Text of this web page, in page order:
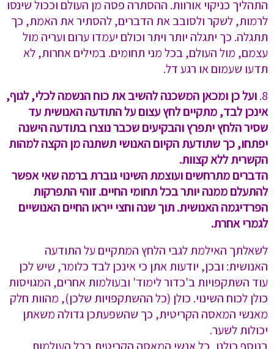
התהליך כניקוי אורוות. ההסתרה פסה מן העולם וככול שינסו
לרמות, לשקר ולסובב את הדברים, להסתיר את האמת, כך
תתגלה. כך יתגלה יותר ויתר וכולם יעמדו ערום ועריה מול
עצמם, מול העולם, בכל מני תחומים. במילים אחרות, לא
תדעו שעמום או רגע דל.
8. ⁠ועל כן ומכאן המשכנה להשיב את כוח הנשמה לכלי, לגוף,
אינכן לבד, מתקיים לחץ עצום על התודעה האנושית עד
שסיר הלחץ יתפרץ והבקיעים שכבר נוצרו בתודעה הישנה
יפתחו, כך שתודעת הקיום האנושי תשתנה מן הקצה למהות
הקשרית ללא קצוות.
הדברים מתרחשים ועוצמת השינוי גוברת ברמה שאי אפשר
להתעלם ממנה יותר בכל תחומי החיים. זוהי התפרקות
הפרדיגמה האנושית. תוך שנה וחצי ייראו החיים האנושיים
לגמרי אחרת.
לשאלתך האילמת לגבי הלחץ המתקיים על התודעה
האנושית: ובכן, יודעות אתן כי אינכן לבד כלומר, שיש לכן
עוד השתקפויות ב'כדור לימוד' ובעולמות אחרים, המגויסות
כולן לכוח השינוי. כולן (כל ההשתקפויות שלכן), מהוות חלק
מאנשי המאסה הקריטית, כך שהשפעתכן גדולה משאתן
יכולות לשער.